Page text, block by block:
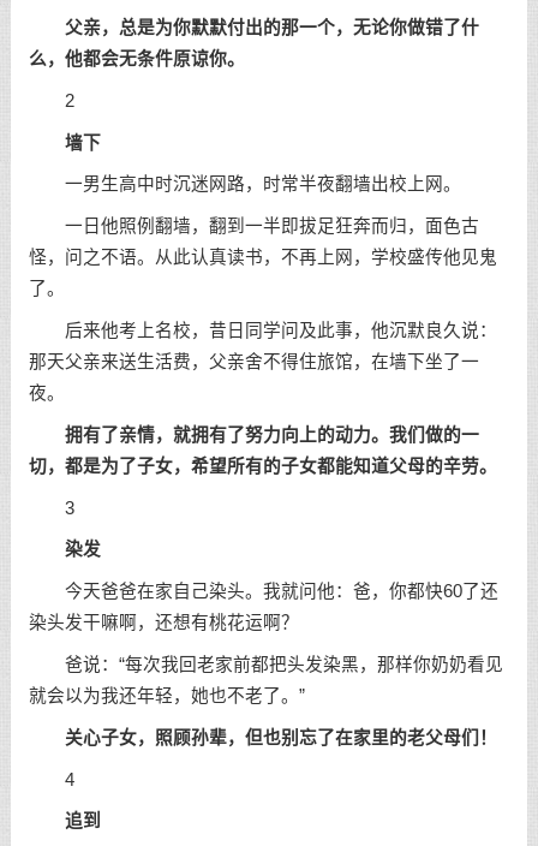
父亲，总是为你默默付出的那一个，无论你做错了什
么，他都会无条件原谅你。
2
墙下
一男生高中时沉迷网路，时常半夜翻墙出校上网。
一日他照例翻墙，翻到一半即拔足狂奔而归，面色古
怪，问之不语。从此认真读书，不再上网，学校盛传他见鬼
了。
后来他考上名校，昔日同学问及此事，他沉默良久说：
那天父亲来送生活费，父亲舍不得住旅馆，在墙下坐了一
夜。
拥有了亲情，就拥有了努力向上的动力。我们做的一
切，都是为了子女，希望所有的子女都能知道父母的辛劳。
3
染发
今天爸爸在家自己染头。我就问他：爸，你都快60了还
染头发干嘛啊，还想有桃花运啊？
爸说：“每次我回老家前都把头发染黑，那样你奶奶看见
就会以为我还年轻，她也不老了。”
关心子女，照顾孙辈，但也别忘了在家里的老父母们！
4
追到